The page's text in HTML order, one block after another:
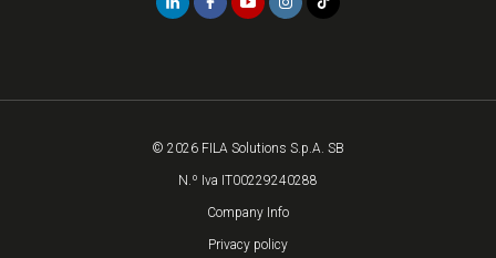
© 2026 FILA Solutions S.p.A. SB
N.º Iva IT00229240288
Company Info
Privacy policy